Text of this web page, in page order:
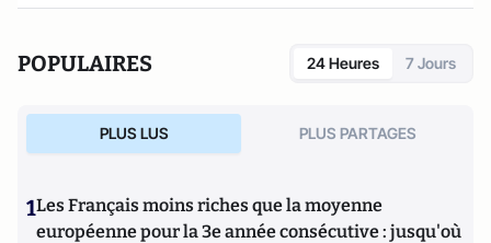
POPULAIRES 24 Heures 7 Jours
PLUS LUS PLUS PARTAGES
1Les Français moins riches que la moyenne
européenne pour la 3e année consécutive : jusqu'où